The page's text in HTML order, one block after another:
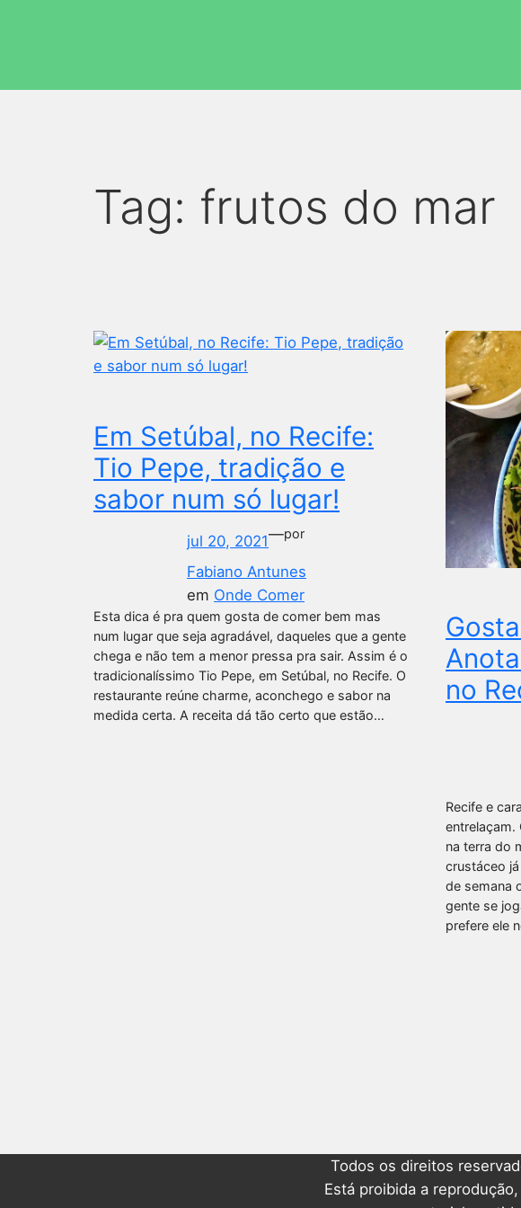
Tag: frutos do mar
Em Setúbal, no Recife:
Tio Pepe, tradição e
sabor num só lugar!
jul 20, 2021—por
Fabiano Antunes
em Onde Comer
Esta dica é pra quem gosta de comer bem mas
num lugar que seja agradável, daqueles que a gente
chega e não tem a menor pressa pra sair. Assim é o
tradicionalíssimo Tio Pepe, em Setúbal, no Recife. O
restaurante reúne charme, aconchego e sabor na
medida certa. A receita dá tão certo que estão…
no
Recife e
entrelaçam.
na terra do
crustáceo
de semana
gente se
prefere ele
Todos os direitos
Está proibida a